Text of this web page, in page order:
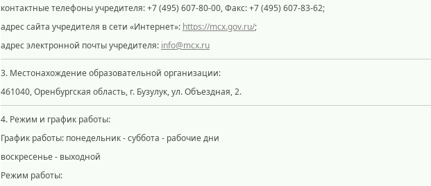
контактные телефоны учредителя: +7 (495) 607-80-00, Факс: +7 (495) 607-83-62;
адрес сайта учредителя в сети «Интернет»: https://mcx.gov.ru/;
адрес электронной почты учредителя: info@mcx.ru
3. Местонахождение образовательной организации:
461040, Оренбургская область, г. Бузулук, ул. Объездная, 2.
4. Режим и график работы:
График работы: понедельник - суббота - рабочие дни
воскресенье - выходной
Режим работы: